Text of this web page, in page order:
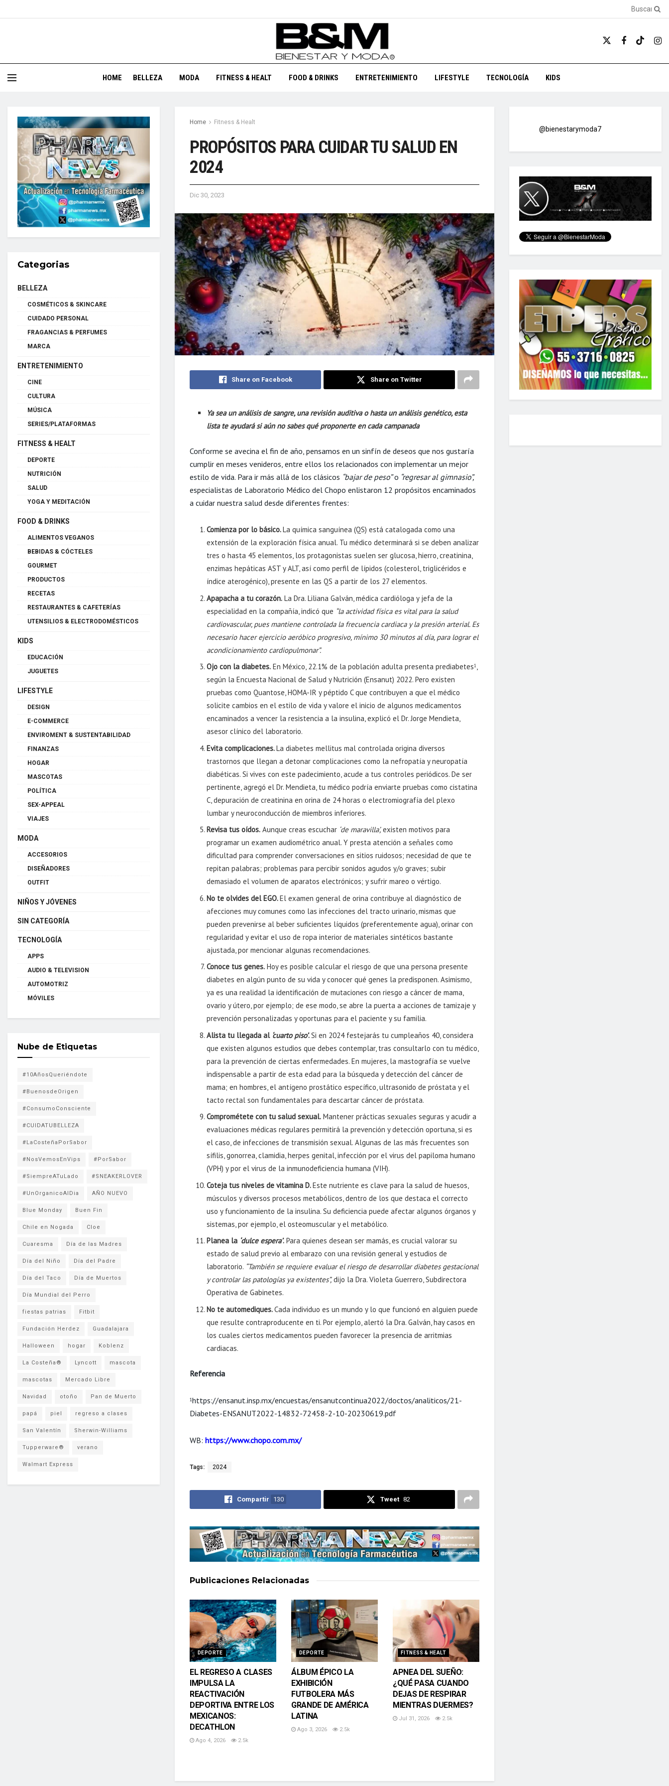
HOME BELLEZA MODA FITNESS & HEALT FOOD & DRINKS ENTRETENIMIENTO LIFESTYLE TECNOLOGÍA KIDS
Home Fitness & Healt
PROPÓSITOS PARA CUIDAR TU SALUD EN
2024
Dic 30, 2023
Share on Facebook Share on Twitter
Ya sea un análisis de sangre, una revisión auditiva o hasta un análisis genético, esta
lista te ayudará si aún no sabes qué proponerte en cada campanada
Conforme se avecina el fin de año, pensamos en un sinfín de deseos que nos gustaría
cumplir en meses venideros, entre ellos los relacionados con implementar un mejor
estilo de vida. Para ir más allá de los clásicos “bajar de peso”o “regresar al gimnasio”,
especialistas de Laboratorio Médico del Chopo enlistaron 12 propósitos encaminados
a cuidar nuestra salud desde diferentes frentes:
Comienza por lo básico.La química sanguínea (QS) está catalogada como una
extensión de la exploración física anual. Tu médico determinará si se deben analizar
tres o hasta 45 elementos, los protagonistas suelen ser glucosa, hierro, creatinina,
enzimas hepáticas AST y ALT, así como perfil de lípidos (colesterol, triglicéridos e
índice aterogénico), presente en las QS a partir de los 27 elementos.
Apapacha a tu corazón. La Dra. Liliana Galván, médica cardióloga y jefa de la
especialidad en la compañía, indicó que “la actividad física es vital para la salud
cardiovascular, pues mantiene controlada la frecuencia cardiaca y la presión arterial. Es
necesario hacer ejercicio aeróbico progresivo, mínimo 30 minutos al día, para lograr el
acondicionamiento cardiopulmonar”.
Ojo con la diabetes. En México, 22.1% de la población adulta presenta prediabetes1,
según la Encuesta Nacional de Salud y Nutrición (Ensanut) 2022. Pero existen
pruebas como Quantose, HOMA-IR y péptido C que contribuyen a que el médico
solicite cambios en el estilo de vida y valore el inicio de algunos medicamentos
encaminados a vencer la resistencia a la insulina, explicó el Dr. Jorge Mendieta,
asesor clínico del laboratorio.
Evita complicaciones.La diabetes mellitus mal controlada origina diversos
trastornos que llegan a detonar complicaciones como la nefropatía y neuropatía
diabéticas. Si vives con este padecimiento, acude a tus controles periódicos. De ser
pertinente, agregó el Dr. Mendieta, tu médico podría enviarte pruebas como cistatina
C, depuración de creatinina en orina de 24 horas o electromiografía del plexo
lumbar y neuroconducción de miembros inferiores.
Revisa tus oídos. Aunque creas escuchar ‘de maravilla’,existen motivos para
programar un examen audiométrico anual. Y presta atención a señales como
dificultad para comprender conversaciones en sitios ruidosos; necesidad de que te
repitan palabras; problemas para percibir sonidos agudos y/o graves; subir
demasiado el volumen de aparatos electrónicos; y sufrir mareo o vértigo.
No te olvides del EGO.El examen general de orina contribuye al diagnóstico de
afecciones muy comunes como las infecciones del tracto urinario, mismas que
pueden prevenirse al beber suficientes líquidos (preferentemente agua), orinar con
regularidad y evitar el uso de ropa interior de materiales sintéticos bastante
ajustada, por mencionar algunas recomendaciones.
Conoce tus genes. Hoy es posible calcular el riesgo de que una persona presente
diabetes en algún punto de su vida y conocer qué genes la predisponen. Asimismo,
ya es una realidad la identificación de mutaciones con riesgo a cáncer de mama,
ovario y útero, por ejemplo; de ese modo, se abre la puerta a acciones de tamizaje y
prevención personalizadas y oportunas para el paciente y su familia.
Alista tu llegada al ‘cuarto piso’.Si en 2024 festejarás tu cumpleaños 40, considera
que existen algunos estudios que debes contemplar, tras consultarlo con tu médico,
para la prevención de ciertas enfermedades. En mujeres, la mastografía se vuelve
indispensable a partir de esta edad para la búsqueda y detección del cáncer de
mama; en hombres, el antígeno prostático específico, ultrasonido de próstata y el
tacto rectal son fundamentales para descartar cáncer de próstata.
Comprométete con tu salud sexual. Mantener prácticas sexuales seguras y acudir a
evaluaciones médicas regulares permitirá la prevención y detección oportuna, si es
el caso, de infecciones de transmisión sexual. Algunas de las más frecuentes son
sífilis, gonorrea, clamidia, herpes genital, infección por el virus del papiloma humano
(VPH) y por el virus de la inmunodeficiencia humana (VIH).
Coteja tus niveles de vitamina D.Este nutriente es clave para la salud de huesos,
músculos y diversos procesos metabólicos, dentro de los que destaca el correcto
uso y funcionamiento de la insulina. Su deficiencia puede afectar algunos órganos y
sistemas, por ejemplo, el osteomuscular y el metabólico.
Planea la ‘dulce espera’. Para quienes desean ser mamás, es crucial valorar su
estado de salud previo al embarazo con una revisión general y estudios de
laboratorio. “También se requiere evaluar el riesgo de desarrollar diabetes gestacional
y controlar las patologías ya existentes”,dijo la Dra. Violeta Guerrero, Subdirectora
Operativa de Gabinetes.
No te automediques.Cada individuo es un mundo y lo que funcionó en alguien puede
que resulte contraproducente en ti. Por ejemplo, alertó la Dra. Galván, hay casos en
los cuales ciertos medicamentos pueden favorecer la presencia de arritmias
cardiacas.
Referencia
1https://ensanut.insp.mx/encuestas/ensanutcontinua2022/doctos/analiticos/21-
Diabetes-ENSANUT2022-14832-72458-2-10-20230619.pdf
WB: https://www.chopo.com.mx/
Tags: 2024
Compartir 130 Tweet 82
Publicaciones Relacionadas
DEPORTE
EL REGRESO A CLASES
IMPULSA LA
REACTIVACIÓN
DEPORTIVA ENTRE LOS
MEXICANOS:
DECATHLON
Ago 4, 2026 2.5k
DEPORTE
ÁLBUM ÉPICO LA
EXHIBICIÓN
FUTBOLERA MÁS
GRANDE DE AMÉRICA
LATINA
Ago 3, 2026 2.5k
FITNESS & HEALT
APNEA DEL SUEÑO:
¿QUÉ PASA CUANDO
DEJAS DE RESPIRAR
MIENTRAS DUERMES?
Jul 31, 2026 2.5k
Categorias
BELLEZA
COSMÉTICOS & SKINCARE
CUIDADO PERSONAL
FRAGANCIAS & PERFUMES
MARCA
ENTRETENIMIENTO
CINE
CULTURA
MÚSICA
SERIES/PLATAFORMAS
FITNESS & HEALT
DEPORTE
NUTRICIÓN
SALUD
YOGA Y MEDITACIÓN
FOOD & DRINKS
ALIMENTOS VEGANOS
BEBIDAS & CÓCTELES
GOURMET
PRODUCTOS
RECETAS
RESTAURANTES & CAFETERÍAS
UTENSILIOS & ELECTRODOMÉSTICOS
KIDS
EDUCACIÓN
JUGUETES
LIFESTYLE
DESIGN
E-COMMERCE
ENVIROMENT & SUSTENTABILIDAD
FINANZAS
HOGAR
MASCOTAS
POLÍTICA
SEX-APPEAL
VIAJES
MODA
ACCESORIOS
DISEÑADORES
OUTFIT
NIÑOS Y JÓVENES
SIN CATEGORÍA
TECNOLOGÍA
APPS
AUDIO & TELEVISION
AUTOMOTRIZ
MÓVILES
Nube de Etiquetas
#10AñosQueriéndote
#BuenosdeOrigen
#ConsumoConsciente
#CUIDATUBELLEZA
#LaCosteñaPorSabor
#NosVemosEnVips #PorSabor
#SiempreATuLado #SNEAKERLOVER
#UnOrganicoAlDia AÑO NUEVO
Blue Monday Buen Fin
Chile en Nogada Cloe
Cuaresma Día de las Madres
Día del Niño Día del Padre
Día del Taco Día de Muertos
Día Mundial del Perro
fiestas patrias Fitbit
Fundación Herdez Guadalajara
Halloween hogar Koblenz
La Costeña® Lyncott mascota
mascotas Mercado Libre
Navidad otoño Pan de Muerto
papá piel regreso a clases
San Valentín Sherwin-Williams
Tupperware® verano
Walmart Express
@bienestarymoda7